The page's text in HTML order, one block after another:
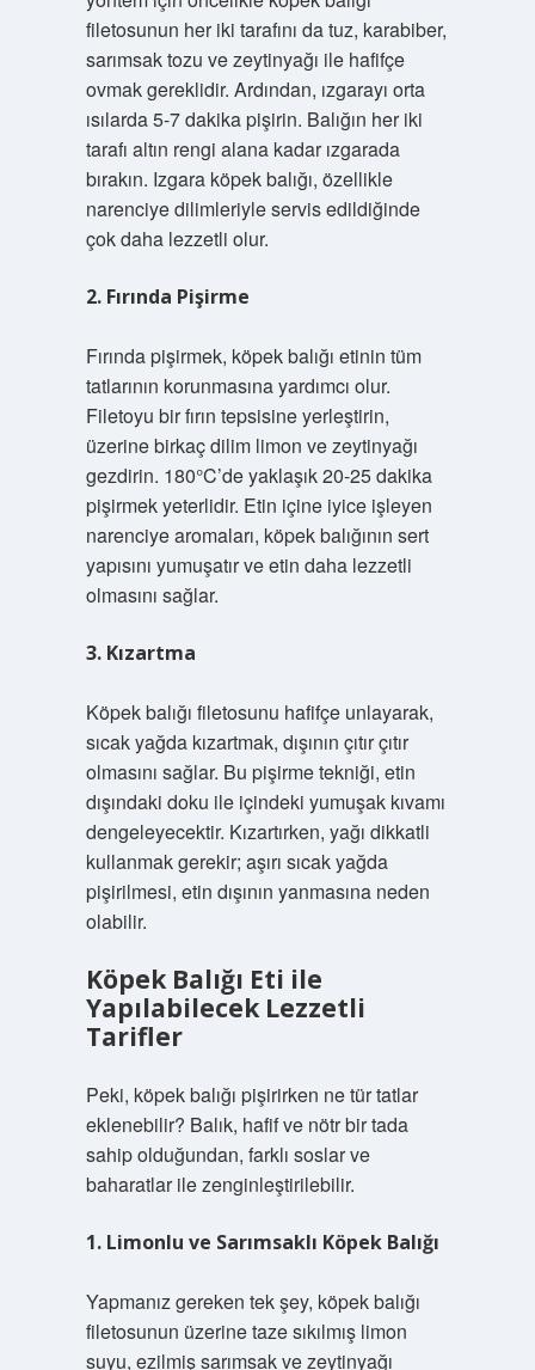
filetosunun her iki tarafını da tuz, karabiber,
sarımsak tozu ve zeytinyağı ile hafifçe
ovmak gereklidir. Ardından, ızgarayı orta
ısılarda 5-7 dakika pişirin. Balığın her iki
tarafı altın rengi alana kadar ızgarada
bırakın. Izgara köpek balığı, özellikle
narenciye dilimleriyle servis edildiğinde
çok daha lezzetli olur.
2. Fırında Pişirme
Fırında pişirmek, köpek balığı etinin tüm
tatlarının korunmasına yardımcı olur.
Filetoyu bir fırın tepsisine yerleştirin,
üzerine birkaç dilim limon ve zeytinyağı
gezdirin. 180°C’de yaklaşık 20-25 dakika
pişirmek yeterlidir. Etin içine iyice işleyen
narenciye aromaları, köpek balığının sert
yapısını yumuşatır ve etin daha lezzetli
olmasını sağlar.
3. Kızartma
Köpek balığı filetosunu hafifçe unlayarak,
sıcak yağda kızartmak, dışının çıtır çıtır
olmasını sağlar. Bu pişirme tekniği, etin
dışındaki doku ile içindeki yumuşak kıvamı
dengeleyecektir. Kızartırken, yağı dikkatli
kullanmak gerekir; aşırı sıcak yağda
pişirilmesi, etin dışının yanmasına neden
olabilir.
Köpek Balığı Eti ile
Yapılabilecek Lezzetli
Tarifler
Peki, köpek balığı pişirirken ne tür tatlar
eklenebilir? Balık, hafif ve nötr bir tada
sahip olduğundan, farklı soslar ve
baharatlar ile zenginleştirilebilir.
1. Limonlu ve Sarımsaklı Köpek Balığı
Yapmanız gereken tek şey, köpek balığı
filetosunun üzerine taze sıkılmış limon
suyu, ezilmiş sarımsak ve zeytinyağı